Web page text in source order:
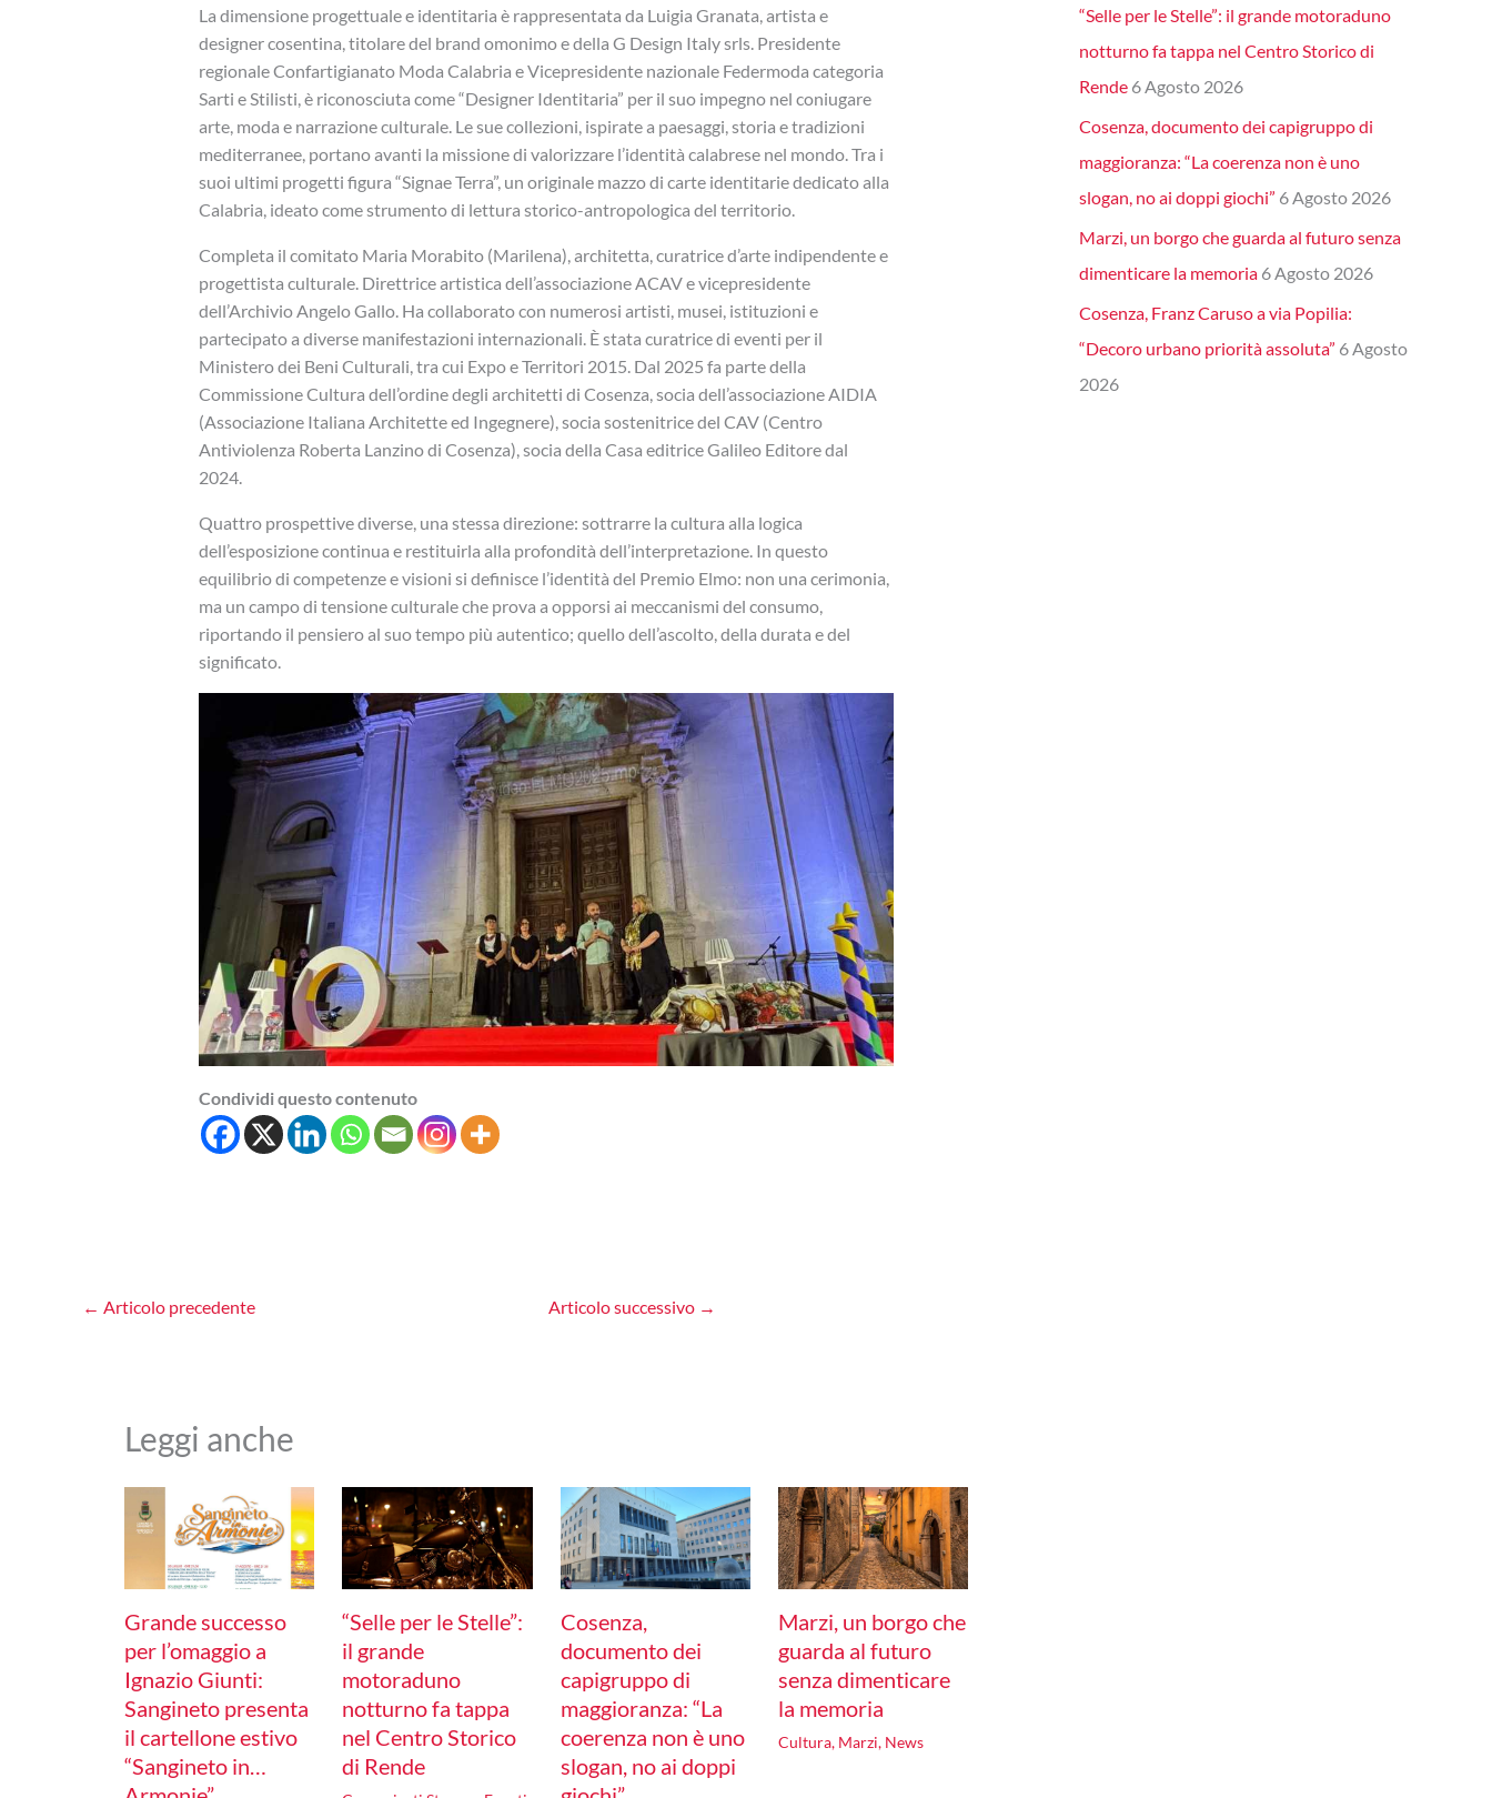
La dimensione progettuale e identitaria è rappresentata da Luigia Granata, artista e
designer cosentina, titolare del brand omonimo e della G Design Italy srls. Presidente
regionale Confartigianato Moda Calabria e Vicepresidente nazionale Federmoda categoria
Sarti e Stilisti, è riconosciuta come “Designer Identitaria” per il suo impegno nel coniugare
arte, moda e narrazione culturale. Le sue collezioni, ispirate a paesaggi, storia e tradizioni
mediterranee, portano avanti la missione di valorizzare l’identità calabrese nel mondo. Tra i
suoi ultimi progetti figura “Signae Terra”, un originale mazzo di carte identitarie dedicato alla
Calabria, ideato come strumento di lettura storico-antropologica del territorio.
Completa il comitato Maria Morabito (Marilena), architetta, curatrice d’arte indipendente e
progettista culturale. Direttrice artistica dell’associazione ACAV e vicepresidente
dell’Archivio Angelo Gallo. Ha collaborato con numerosi artisti, musei, istituzioni e
partecipato a diverse manifestazioni internazionali. È stata curatrice di eventi per il
Ministero dei Beni Culturali, tra cui Expo e Territori 2015. Dal 2025 fa parte della
Commissione Cultura dell’ordine degli architetti di Cosenza, socia dell’associazione AIDIA
(Associazione Italiana Architette ed Ingegnere), socia sostenitrice del CAV (Centro
Antiviolenza Roberta Lanzino di Cosenza), socia della Casa editrice Galileo Editore dal
2024.
Quattro prospettive diverse, una stessa direzione: sottrarre la cultura alla logica
dell’esposizione continua e restituirla alla profondità dell’interpretazione. In questo
equilibrio di competenze e visioni si definisce l’identità del Premio Elmo: non una cerimonia,
ma un campo di tensione culturale che prova a opporsi ai meccanismi del consumo,
riportando il pensiero al suo tempo più autentico; quello dell’ascolto, della durata e del
significato.
Condividi questo contenuto
← Articolo precedente Articolo successivo →
Leggi anche
Grande successo
per l’omaggio a
Ignazio Giunti:
Sangineto presenta
il cartellone estivo
“Sangineto in…
“Selle per le Stelle”:
il grande
motoraduno
notturno fa tappa
nel Centro Storico
di Rende
Cosenza,
documento dei
capigruppo di
maggioranza: “La
coerenza non è uno
slogan, no ai doppi
Marzi, un borgo che
guarda al futuro
senza dimenticare
la memoria
Cultura, Marzi, News
“Selle per le Stelle”: il grande motoraduno
notturno fa tappa nel Centro Storico di
Rende 6 Agosto 2026
Cosenza, documento dei capigruppo di
maggioranza: “La coerenza non è uno
slogan, no ai doppi giochi” 6 Agosto 2026
Marzi, un borgo che guarda al futuro senza
dimenticare la memoria 6 Agosto 2026
Cosenza, Franz Caruso a via Popilia:
“Decoro urbano priorità assoluta” 6 Agosto
2026